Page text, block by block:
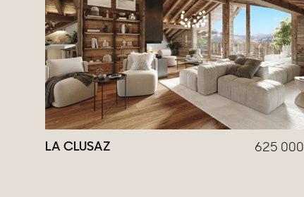
LA CLUSAZ 625 000